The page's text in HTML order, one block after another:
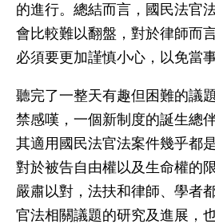
的進行。總結而言，國民法官
會比較難以翻盤，對於律師而
必須要更加謹慎小心，以免當
聽完了一整天有趣但困難的議
禁感嘆，一個新制度的誕生總
其適用國民法官法案件幾乎都
對於被告自由權以及生命權的
嚴肅以對，法扶和律師、學者
官法相關議題的研究及進展，